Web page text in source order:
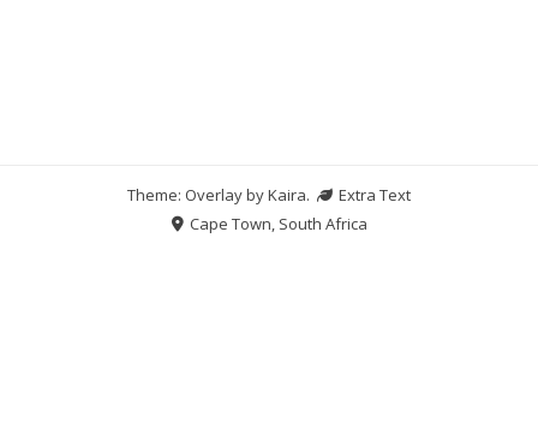
Theme: Overlay byKaira.
Extra Text
Cape Town, South Africa